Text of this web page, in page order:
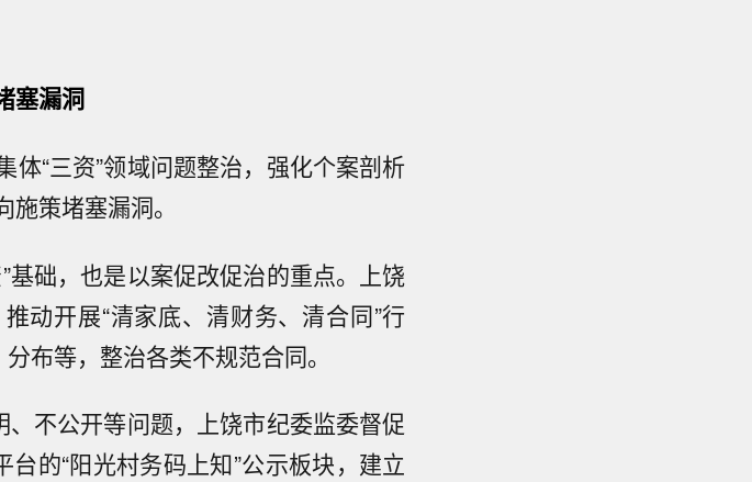
塞漏洞
“三资”领域问题整治，强化个案剖析
策堵塞漏洞。
基础，也是以案促改促治的重点。上饶
动开展“清家底、清财务、清合同”行
布等，整治各类不规范合同。
不公开等问题，上饶市纪委监委督促
的“阳光村务码上知”公示板块，建立